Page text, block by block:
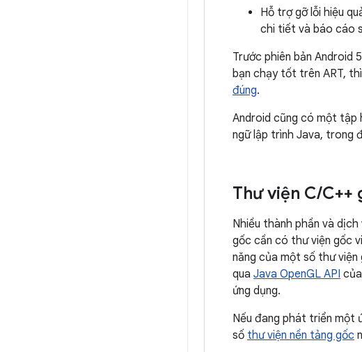
Hỗ trợ gỡ lỗi hiệu
chi tiết và báo cáo
Trước phiên bản Android
bạn chạy tốt trên ART,
đúng.
Android cũng có một tập
ngữ lập trình Java, trong
Thư viện C/C++
Nhiều thành phần và
gốc cần có thư viện gốc
năng của một số thư
qua Java OpenGL API
ứng dụng.
Nếu đang phát triển một
số thư viện nền tảng gốc